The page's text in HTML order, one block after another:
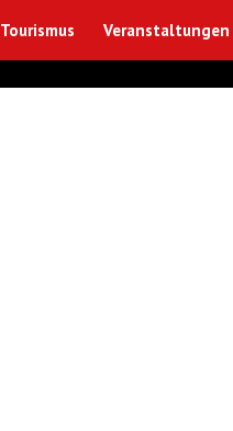
Tourismus Veranstaltungen